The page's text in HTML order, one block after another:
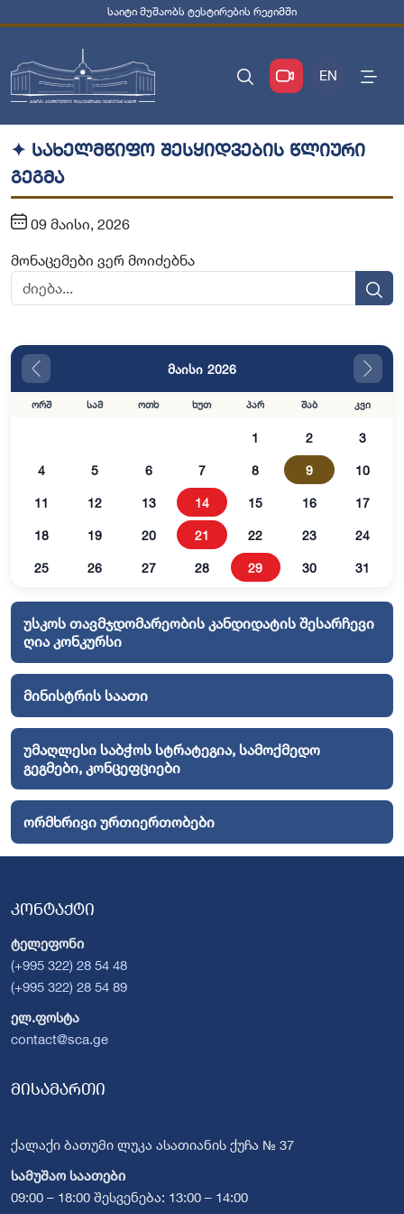
საიტი მუშაობს ტესტირების რეჟიმში
EN
✦ სახელმწიფო შესყიდვების წლიური
გეგმა
09 მაისი, 2026
მონაცემები ვერ მოიძებნა
მაისი 2026
ორშ სამ ოთხ ხუთ პარ შაბ კვი
1 2 3
4 5 6 7 8 9 10
11 12 13 14 15 16 17
18 19 20 21 22 23 24
25 26 27 28 29 30 31
უსკოს თავმჯდომარეობის კანდიდატის შესარჩევი
ღია კონკურსი
მინისტრის საათი
უმაღლესი საბჭოს სტრატეგია, სამოქმედო
გეგმები, კონცეფციები
ორმხრივი ურთიერთობები
კონტაქტი
ტელეფონი
(+995 322) 28 54 48
(+995 322) 28 54 89
ელ.ფოსტა
contact@sca.ge
მისამართი
ქალაქი ბათუმი ლუკა ასათიანის ქუჩა № 37
სამუშაო საათები
09:00 – 18:00 შესვენება: 13:00 – 14:00